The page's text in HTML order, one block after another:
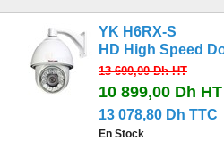
YK H6RX-S
HD High Speed
13 600,00 DhHT
10 899,00 Dh HT
13 078,80 Dh TTC
En Stock